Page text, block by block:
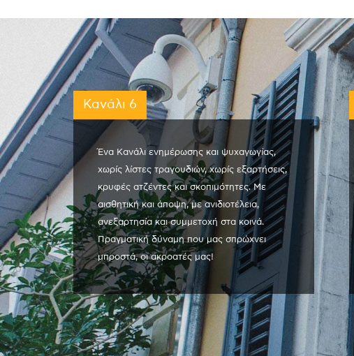
Κανάλι 6
Ένα Κανάλι ενημέρωσης και ψυχαγωγίας,
χωρίς λίστες τραγουδιών, χωρίς εξαρτήσεις,
κρυφές ατζέντες και σκοπιμότητες. Με
αισθητική και άποψη, με ανιδιοτέλεια,
ανεξαρτησία και συμμετοχή στα κοινά.
Πραγματική δύναμη που μας σπρώχνει
μπροστά, οι ακροατές μας!